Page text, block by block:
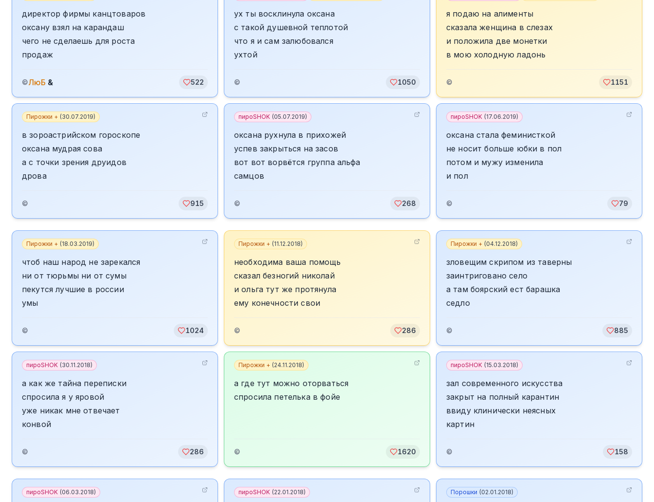
директор фирмы канцтоваров
оксану взял на карандаш
чего не сделаешь для роста
продаж
©ЛюБ & 522
ух ты восклинула оксана
с такой душевной теплотой
что я и сам залюбовался
ухтой
© 1050
я подаю на алименты
сказала женщина в слезах
и положила две монетки
в мою холодную ладонь
© 1151
Пирожки + (30.07.2019)
в зороастрийском гороскопе
оксана мудрая сова
а с точки зрения друидов
дрова
© 915
пироSHOK (05.07.2019)
оксана рухнула в прихожей
успев закрыться на засов
вот вот ворвётся группа альфа
самцов
© 268
пироSHOK (17.06.2019)
оксана стала феминисткой
не носит больше юбки в пол
потом и мужу изменила
и пол
© 79
Пирожки + (18.03.2019)
чтоб наш народ не зарекался
ни от тюрьмы ни от сумы
пекутся лучшие в россии
умы
© 1024
Пирожки + (11.12.2018)
необходима ваша помощь
сказал безногий николай
и ольга тут же протянула
ему конечности свои
© 286
Пирожки + (04.12.2018)
зловещим скрипом из таверны
заинтриговано село
а там боярский ест барашка
седло
© 885
пироSHOK (30.11.2018)
а как же тайна переписки
спросила я у яровой
уже никак мне отвечает
конвой
© 286
Пирожки + (24.11.2018)
а где тут можно оторваться
спросила петелька в фойе
© 1620
пироSHOK (15.03.2018)
зал современного искусства
закрыт на полный карантин
ввиду клинически неясных
картин
© 158
пироSHOK (06.03.2018) пироSHOK (22.01.2018) Порошки (02.01.2018)